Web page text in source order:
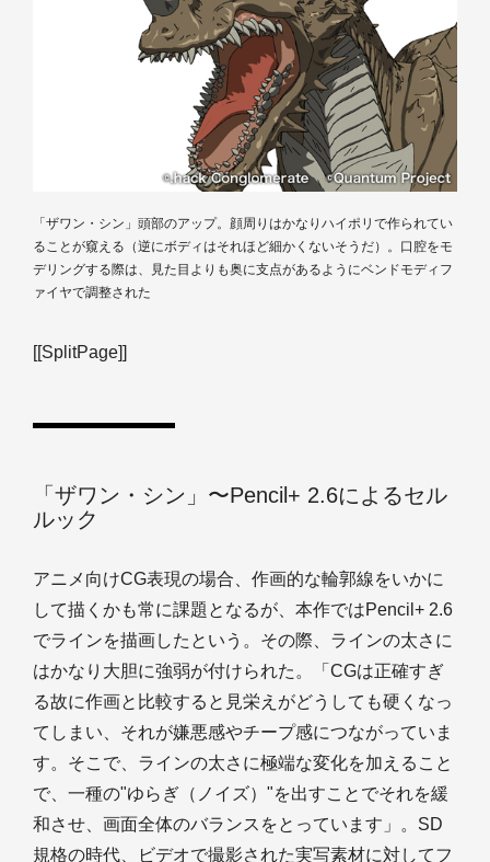
「ザワン・シン」頭部のアップ。顔周りはかなりハイポリで作られてい
ることが窺える（逆にボディはそれほど細かくないそうだ）。口腔をモ
デリングする際は、見た目よりも奥に支点があるようにベンドモディフ
ァイヤで調整された
[[SplitPage]]
「ザワン・シン」〜Pencil+ 2.6によるセル
ルック
アニメ向けCG表現の場合、作画的な輪郭線をいかに
して描くかも常に課題となるが、本作ではPencil+ 2.6
でラインを描画したという。その際、ラインの太さに
はかなり大胆に強弱が付けられた。「CGは正確すぎ
る故に作画と比較すると見栄えがどうしても硬くなっ
てしまい、それが嫌悪感やチープ感につながっていま
す。そこで、ラインの太さに極端な変化を加えること
で、一種の"ゆらぎ（ノイズ）"を出すことでそれを緩
和させ、画面全体のバランスをとっています」。SD
規格の時代、ビデオで撮影された実写素材に対してフ